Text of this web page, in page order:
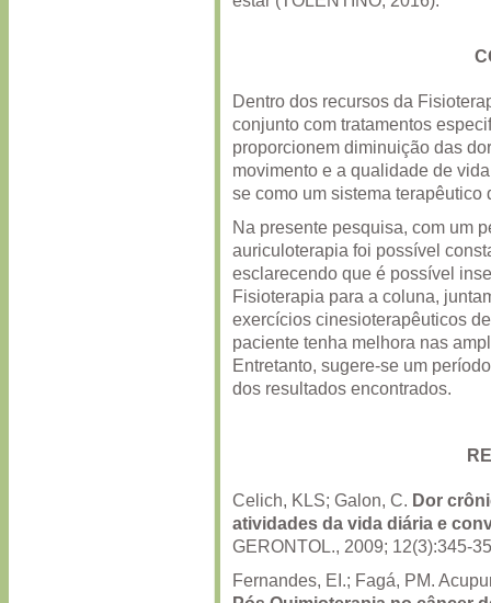
Dentro dos recursos da
conjunto com tratamentos
proporcionem diminuição das
movimento e a qualidade de
se como um sistema
Na presente pesquisa, com um
auriculoterapia foi possível
esclarecendo que é possível
Fisioterapia para a coluna,
exercícios cinesioterapêuticos
paciente tenha melhora nas
Entretanto, sugere-se um
dos resultados encontrados.
Celich, KLS; Galon, C. Dor
atividades da vida diária e
GERONTOL., 2009; 12(3):345-
Fernandes, EI.; Fagá, PM.